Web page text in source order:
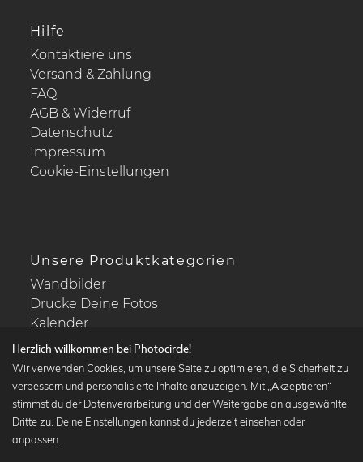
Hilfe
Kontaktiere uns
Versand & Zahlung
FAQ
AGB & Widerruf
Datenschutz
Impressum
Cookie-Einstellungen
Unsere Produktkategorien
Wandbilder
Drucke Deine Fotos
Kalender
Beliebte Kollektionen
Wandbilder in schwarz-weiß
Herzlich willkommen bei Photocircle!
Wir verwenden Cookies, um unsere Seite zu optimieren, die Sicherheit zu
verbessern und personalisierte Inhalte anzuzeigen. Mit „Akzeptieren“
stimmst du der Datenverarbeitung und der Weitergabe an ausgewählte
Dritte zu. Deine Einstellungen kannst du jederzeit einsehen oder
anpassen.